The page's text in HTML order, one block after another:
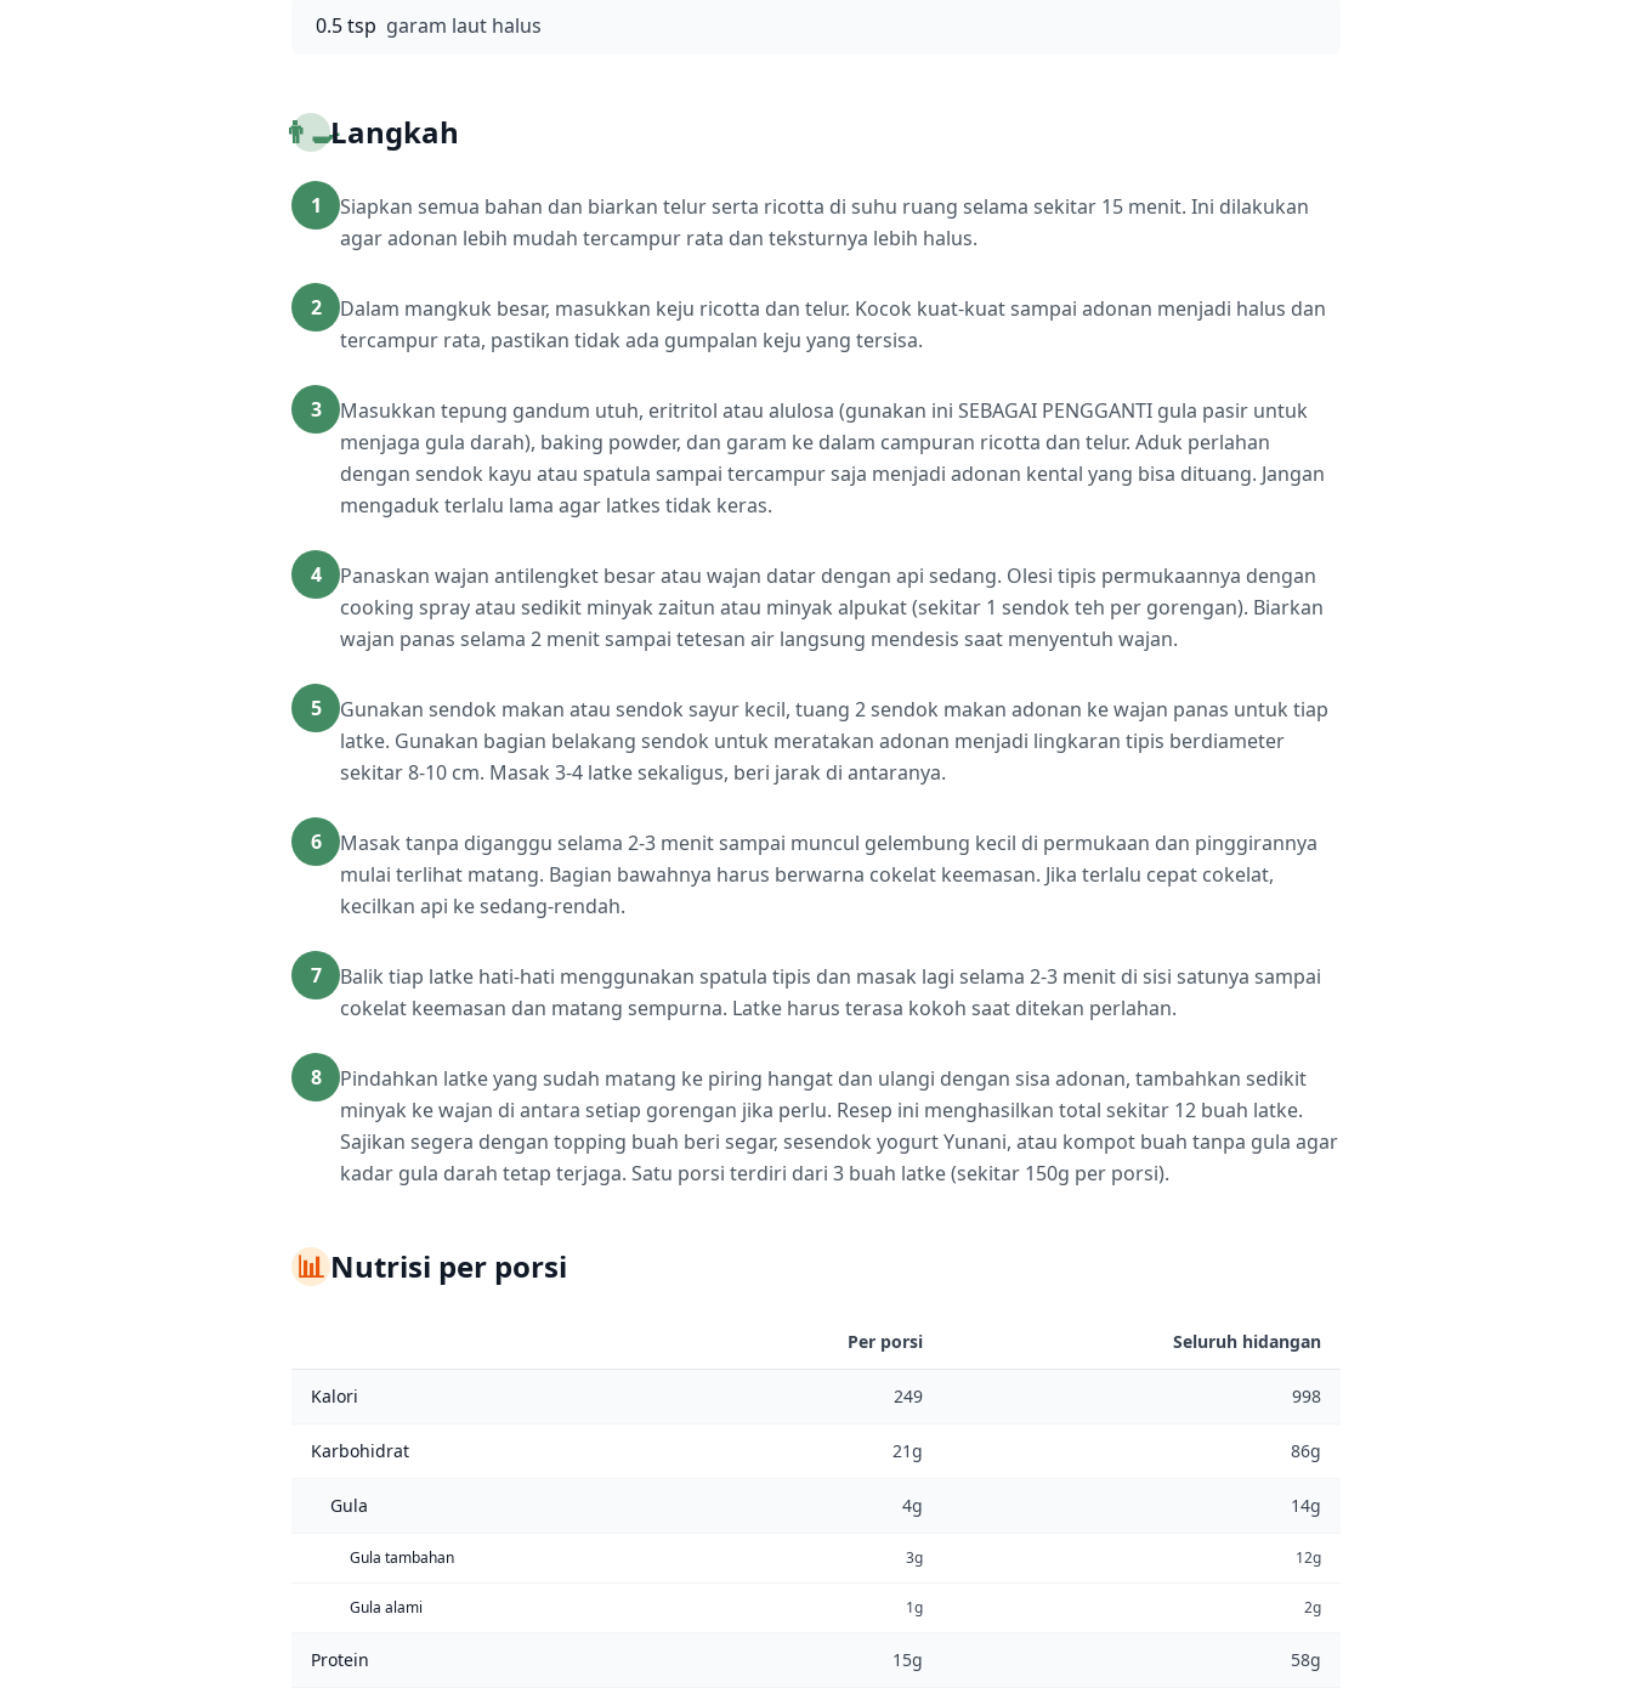
0.5 tsp garam laut halus
👨‍🍳Langkah
1
Siapkan semua bahan dan biarkan telur serta ricotta di suhu ruang selama sekitar 15 menit. Ini dilakukan
agar adonan lebih mudah tercampur rata dan teksturnya lebih halus.
2
Dalam mangkuk besar, masukkan keju ricotta dan telur. Kocok kuat-kuat sampai adonan menjadi halus dan
tercampur rata, pastikan tidak ada gumpalan keju yang tersisa.
3
Masukkan tepung gandum utuh, eritritol atau alulosa (gunakan ini SEBAGAI PENGGANTI gula pasir untuk
menjaga gula darah), baking powder, dan garam ke dalam campuran ricotta dan telur. Aduk perlahan
dengan sendok kayu atau spatula sampai tercampur saja menjadi adonan kental yang bisa dituang. Jangan
mengaduk terlalu lama agar latkes tidak keras.
4
Panaskan wajan antilengket besar atau wajan datar dengan api sedang. Olesi tipis permukaannya dengan
cooking spray atau sedikit minyak zaitun atau minyak alpukat (sekitar 1 sendok teh per gorengan). Biarkan
wajan panas selama 2 menit sampai tetesan air langsung mendesis saat menyentuh wajan.
5
Gunakan sendok makan atau sendok sayur kecil, tuang 2 sendok makan adonan ke wajan panas untuk tiap
latke. Gunakan bagian belakang sendok untuk meratakan adonan menjadi lingkaran tipis berdiameter
sekitar 8-10 cm. Masak 3-4 latke sekaligus, beri jarak di antaranya.
6
Masak tanpa diganggu selama 2-3 menit sampai muncul gelembung kecil di permukaan dan pinggirannya
mulai terlihat matang. Bagian bawahnya harus berwarna cokelat keemasan. Jika terlalu cepat cokelat,
kecilkan api ke sedang-rendah.
7
Balik tiap latke hati-hati menggunakan spatula tipis dan masak lagi selama 2-3 menit di sisi satunya sampai
cokelat keemasan dan matang sempurna. Latke harus terasa kokoh saat ditekan perlahan.
8
Pindahkan latke yang sudah matang ke piring hangat dan ulangi dengan sisa adonan, tambahkan sedikit
minyak ke wajan di antara setiap gorengan jika perlu. Resep ini menghasilkan total sekitar 12 buah latke.
Sajikan segera dengan topping buah beri segar, sesendok yogurt Yunani, atau kompot buah tanpa gula agar
kadar gula darah tetap terjaga. Satu porsi terdiri dari 3 buah latke (sekitar 150g per porsi).
📊Nutrisi per porsi
Per porsi Seluruh hidangan
Kalori 249 998
Karbohidrat 21g 86g
Gula 4g 14g
Gula tambahan 3g 12g
Gula alami 1g 2g
Protein 15g 58g